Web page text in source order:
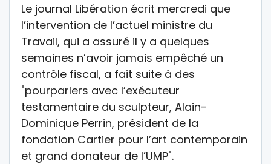
Le journal Libération écrit mercredi que
l’intervention de l’actuel ministre du
Travail, qui a assuré il y a quelques
semaines n’avoir jamais empêché un
contrôle fiscal, a fait suite à des
"pourparlers avec l’exécuteur
testamentaire du sculpteur, Alain-
Dominique Perrin, président de la
fondation Cartier pour l’art contemporain
et grand donateur de l’UMP".